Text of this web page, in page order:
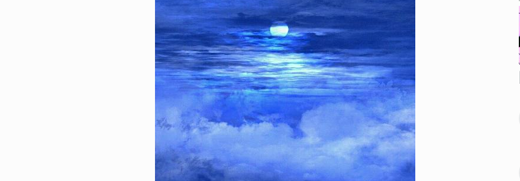
2015-12-30 16:15:00
比较邪恶的美女动态图片gif 诱惑红唇令
人把持不住
83406 2023-01-03 10:18:05
2023生日快乐长寿面真实图片好看 承蒙
148468 2015-12-30 16:15:00
比较邪恶的美女动态图片gif 诱惑红唇令
人把持不住
2
2023-01-03 10:18:05
2023生日快乐长寿面真实图片好看 承蒙